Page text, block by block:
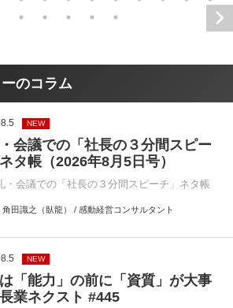
のコラム
NEW
会議での「社長の３分間スピー
タ帳（2026年8月5日号）
・会議での「社長の３分間スピーチ」ネタ帳
角田識之（臥龍） / 感動経営コンサルタント
NEW
「能力」の前に「資質」が大事
業ネクスト #445